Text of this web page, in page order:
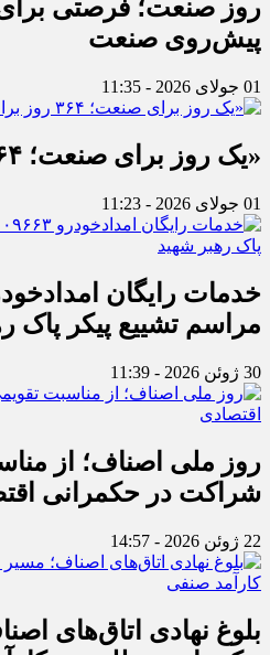
روز صنعت؛ فرصتی
پیش‌روی صنعت
01 جولای 2026 - 11:35
«یک روز برای صنعت؛ ۳۶۴ روز برای چالش»
01 جولای 2026 - 11:23
مراسم تشییع پیکر پاک
30 ژوئن 2026 - 11:39
روز ملی اصناف؛ از
شراکت در حکمرانی
22 ژوئن 2026 - 14:57
بلوغ نهادی اتاق‌های